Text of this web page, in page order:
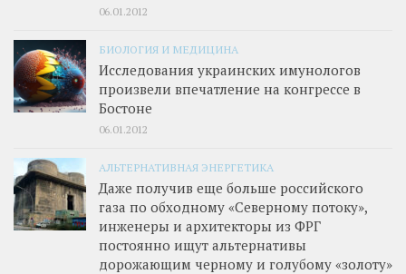
06.01.2012
БИОЛОГИЯ И МЕДИЦИНА
Исследования украинских имунологов
произвели впечатление на конгрессе в
Бостоне
06.01.2012
АЛЬТЕРНАТИВНАЯ ЭНЕРГЕТИКА
Даже получив еще больше российского
газа по обходному «Северному потоку»,
инженеры и архитекторы из ФРГ
постоянно ищут альтернативы
дорожающим черному и голубому «золоту»